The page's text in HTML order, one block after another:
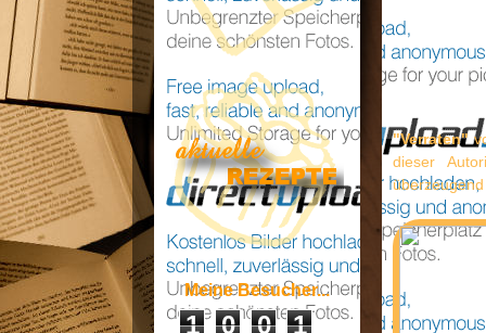
"Verraten"
dieser
Meine Besucher...
1 0 0
1